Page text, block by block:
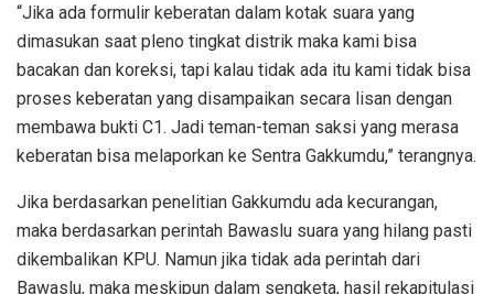
“Jika ada formulir keberatan dalam kotak suara yang
dimasukan saat pleno tingkat distrik maka kami bisa
bacakan dan koreksi, tapi kalau tidak ada itu kami tidak bisa
proses keberatan yang disampaikan secara lisan dengan
membawa bukti C1. Jadi teman-teman saksi yang merasa
keberatan bisa melaporkan ke Sentra Gakkumdu,” terangnya.
Jika berdasarkan penelitian Gakkumdu ada kecurangan,
maka berdasarkan perintah Bawaslu suara yang hilang pasti
dikembalikan KPU. Namun jika tidak ada perintah dari
Bawaslu, maka meskipun dalam sengketa, hasil rekapitulasi